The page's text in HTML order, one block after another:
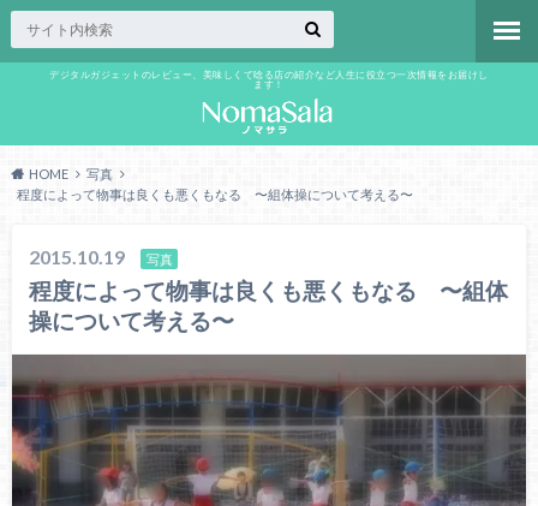
デジタルガジェットのレビュー、美味しくて唸る店の紹介など人生に役立つ一次情報をお届けし
ます！
HOME
写真
程度によって物事は良くも悪くもなる 〜組体操について考える〜
2015.10.19 写真
程度によって物事は良くも悪くもなる 〜組体
操について考える〜